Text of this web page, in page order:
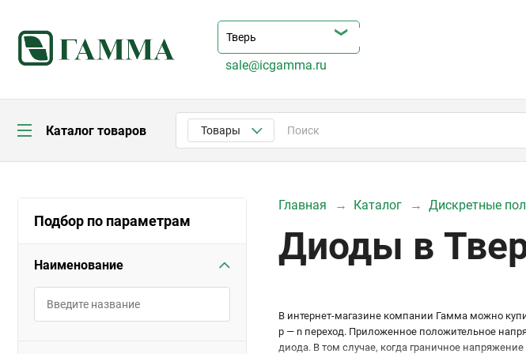
sale@icgamma.ru
Каталог товаров Товары
Подбор по параметрам
Наименование
Главная Каталог Дискретные
Диоды в
В интернет-магазине компании Гамма можно
p — n переход. Приложенное положительное
диода. В том случае, когда граничное